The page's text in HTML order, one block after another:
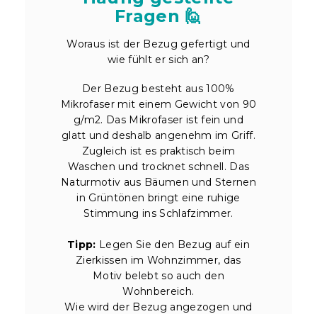
Fragen 🙋
Woraus ist der Bezug gefertigt und
wie fühlt er sich an?
Der Bezug besteht aus 100%
Mikrofaser mit einem Gewicht von 90
g/m2. Das Mikrofaser ist fein und
glatt und deshalb angenehm im Griff.
Zugleich ist es praktisch beim
Waschen und trocknet schnell. Das
Naturmotiv aus Bäumen und Sternen
in Grüntönen bringt eine ruhige
Stimmung ins Schlafzimmer.
Tipp: Legen Sie den Bezug auf ein
Zierkissen im Wohnzimmer, das
Motiv belebt so auch den
Wohnbereich.
Wie wird der Bezug angezogen und